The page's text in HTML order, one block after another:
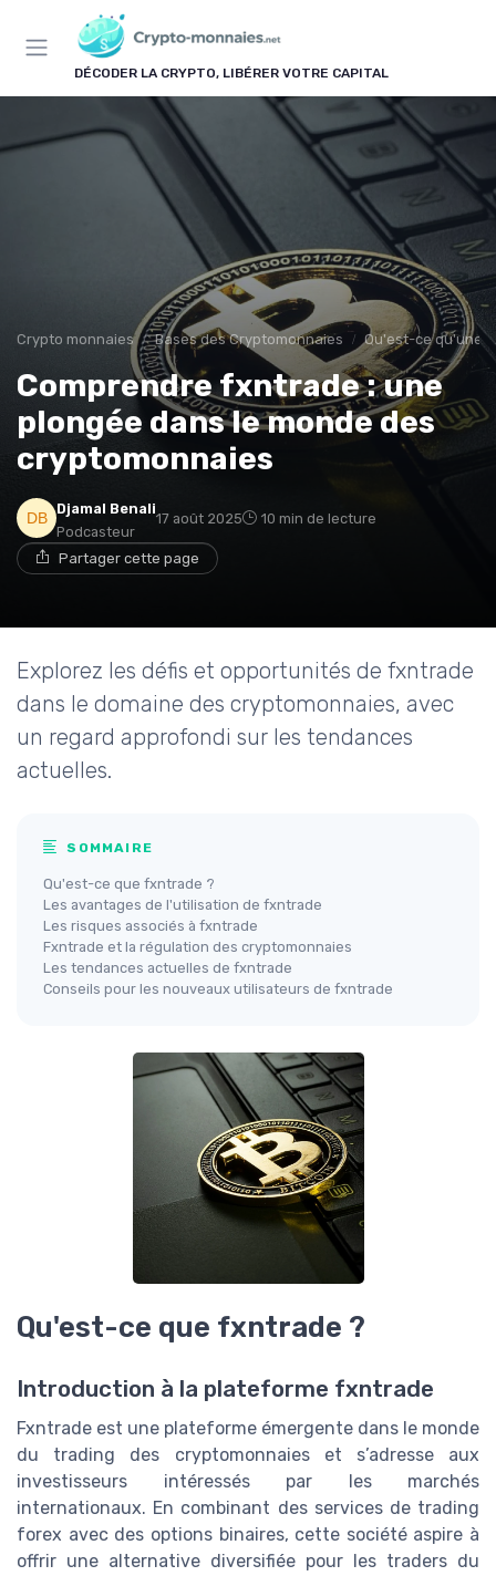
DÉCODER LA CRYPTO, LIBÉRER VOTRE CAPITAL
Crypto monnaies Bases des Cryptomonnaies Qu'est-ce qu'une
Comprendre fxntrade : une
plongée dans le monde des
cryptomonnaies
Djamal Benali
Podcasteur
17 août 2025 10 min de lecture
Partager cette page
Explorez les défis et opportunités de fxntrade
dans le domaine des cryptomonnaies, avec
un regard approfondi sur les tendances
actuelles.
SOMMAIRE
Qu'est-ce que fxntrade ?
Les avantages de l'utilisation de fxntrade
Les risques associés à fxntrade
Fxntrade et la régulation des cryptomonnaies
Les tendances actuelles de fxntrade
Conseils pour les nouveaux utilisateurs de fxntrade
Qu'est-ce que fxntrade ?
Introduction à la plateforme fxntrade
Fxntrade est une plateforme émergente dans le monde
du trading des cryptomonnaies et s’adresse aux
investisseurs intéressés par les marchés
internationaux. En combinant des services de trading
forex avec des options binaires, cette société aspire à
offrir une alternative diversifiée pour les traders du
Panneau de gestion des cookies